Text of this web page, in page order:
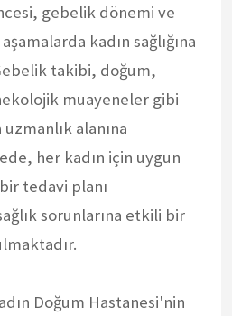
gebelik dönemi ve
kadın sağlığına
takibi, doğum,
muayeneler gibi
alanına
her kadın için uygun
tedavi planı
sorunlarına etkili bir
Doğum Hastanesi'nin